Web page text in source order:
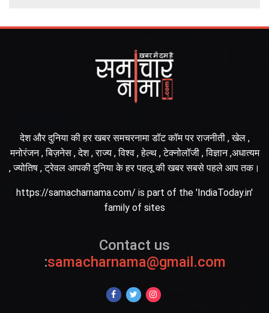
देश और दुनिया की हर खबर समचरनामा डॉट कॉम पर राजनीती , खेल ,
मनोरंजन , बिज़नेस , देश , राज्य , विश्व , हेल्थ , टेक्नोलॉजी , विज्ञान ,अधात्यम
, ज्योतिष , ट्रेवल आपकी दुनिया के हर पहलू की खबर सबसे पहले आप तक।
https://samacharnama.com/ is part of the 'IndiaToday.in'
family of sites
Contact us
:samacharnama@gmail.com